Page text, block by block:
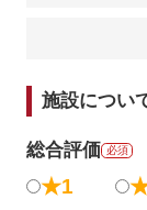
施設につい
総合評価 必須
★1